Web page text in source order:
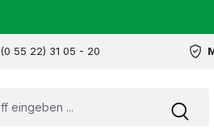
(0 55 22) 31 05 - 20